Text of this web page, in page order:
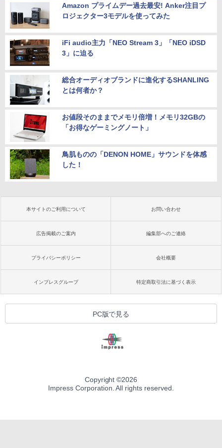
Amazon プライムデー過去最安! Anker注目プ
ロジェクター3モデルを使ってみた
iFi audio主力「NEO Stream 3」「NEO iDSD
3」に迫る
総合オーディオブランドに進化するSHANLING
とは何者か？
お値段そのままでメモリ倍増！メモリ32GBの
「お得なゲーミングノート」
鳥肌ものの「DENON HOME」サウンドを体感
した！
本サイトのご利用について お問い合わせ
広告掲載のご案内 編集部へのご連絡
プライバシーポリシー 会社概要
インプレスグループ 特定商取引法に基づく表示
PC版で見る
Copyright ©2026
Impress Corporation. All rights reserved.